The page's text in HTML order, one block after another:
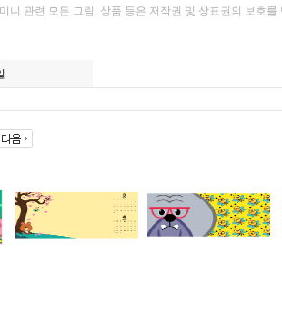
니 관련 모든 그림, 상품 등은 저작권 및 상표권의 보호